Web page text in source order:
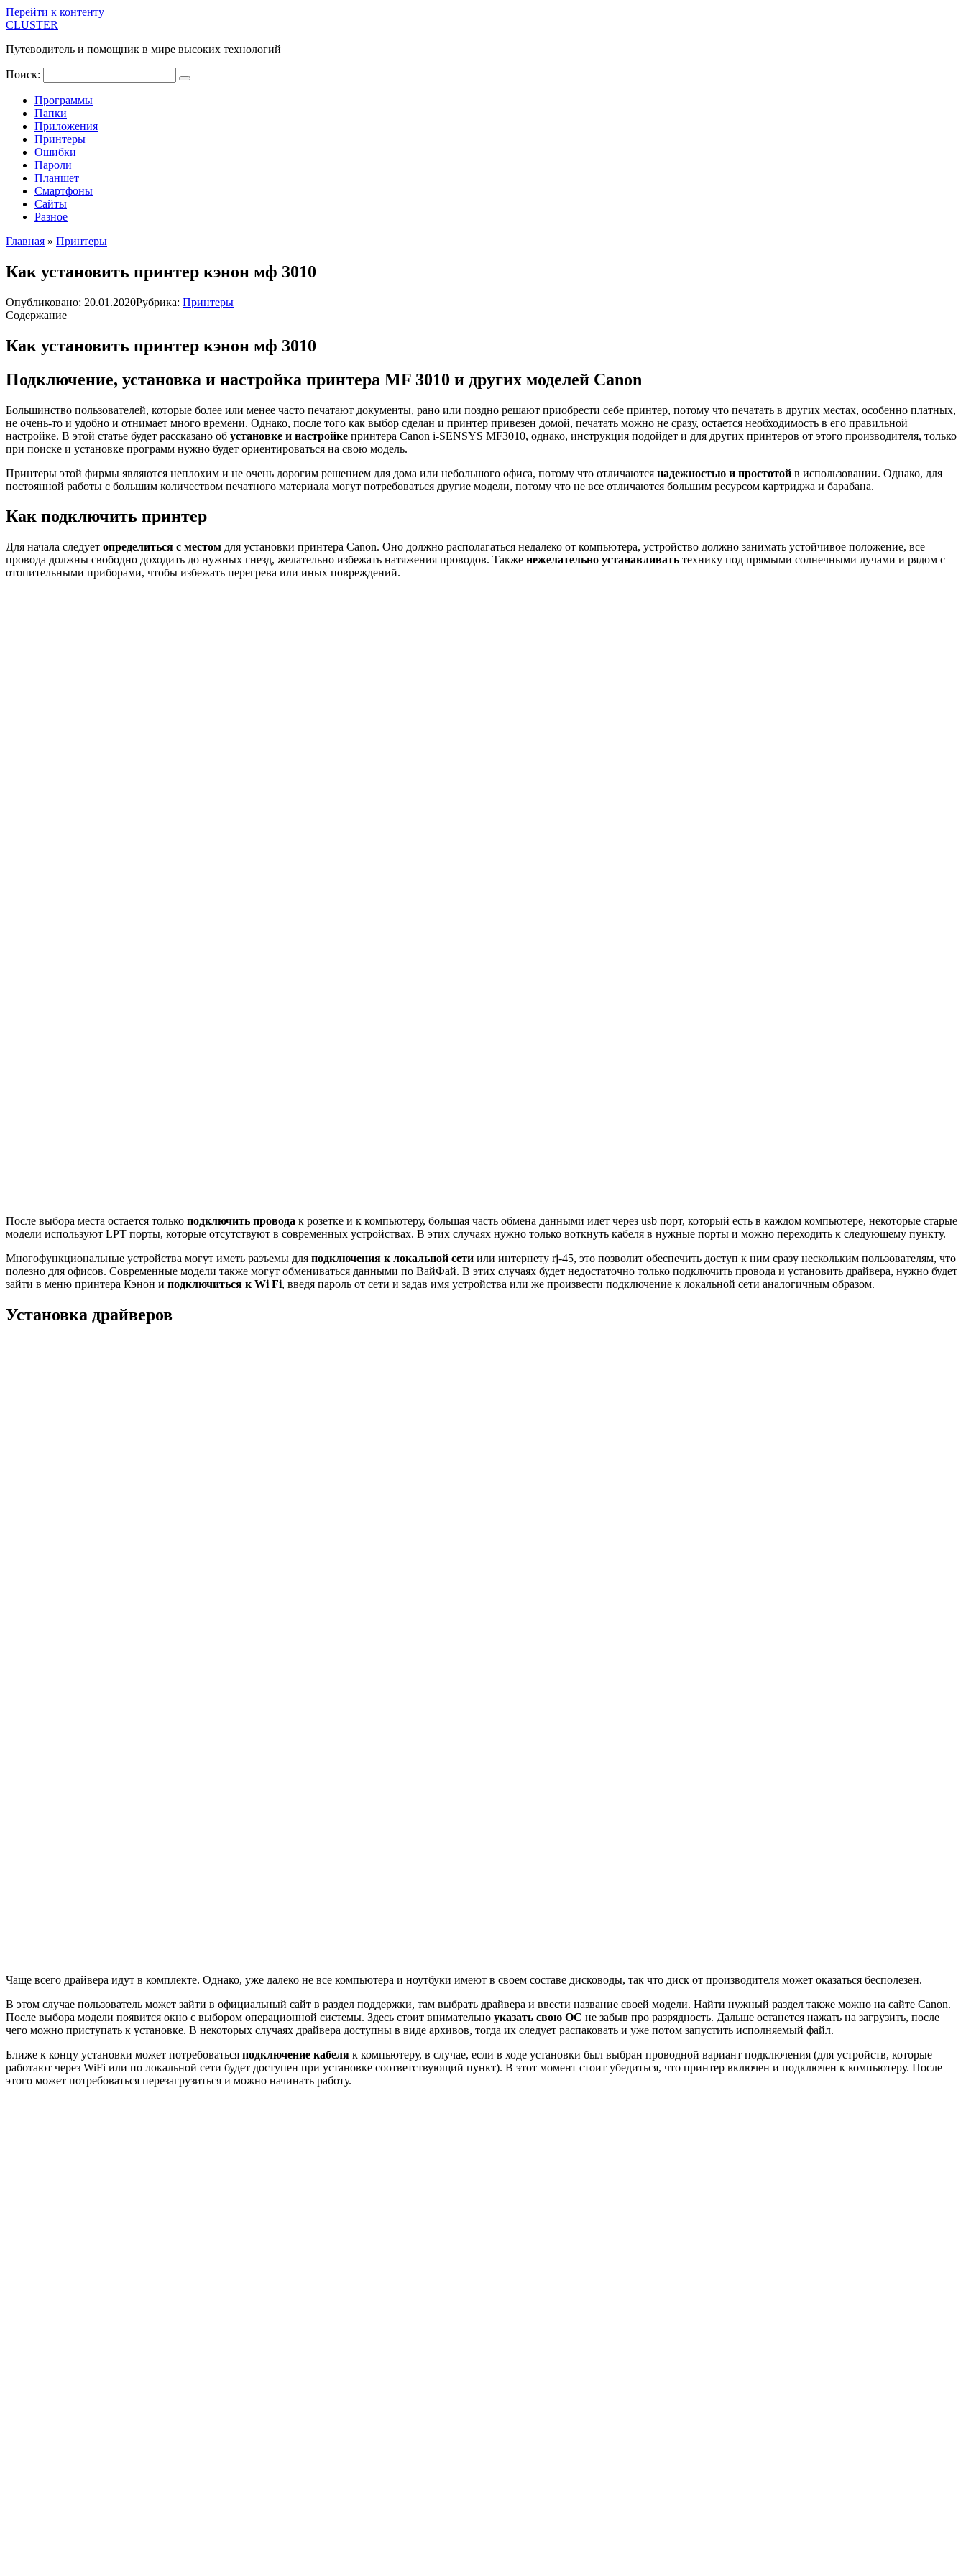
Перейти к контенту
CLUSTER
Путеводитель и помощник в мире высоких технологий
Поиск:
Программы
Папки
Приложения
Принтеры
Ошибки
Пароли
Планшет
Смартфоны
Сайты
Разное
Главная » Принтеры
Как установить принтер кэнон мф 3010
Опубликовано: 20.01.2020Рубрика: Принтеры
Содержание
Как установить принтер кэнон мф 3010
Подключение, установка и настройка принтера MF 3010 и других моделей Canon
Большинство пользователей, которые более или менее часто печатают документы, рано или поздно решают приобрести себе принтер, потому что печатать в других местах, особенно платных,
не очень-то и удобно и отнимает много времени. Однако, после того как выбор сделан и принтер привезен домой, печатать можно не сразу, остается необходимость в его правильной
настройке. В этой статье будет рассказано об установке и настройке принтера Canon i-SENSYS MF3010, однако, инструкция подойдет и для других принтеров от этого производителя, только
при поиске и установке программ нужно будет ориентироваться на свою модель.
Принтеры этой фирмы являются неплохим и не очень дорогим решением для дома или небольшого офиса, потому что отличаются надежностью и простотой в использовании. Однако, для
постоянной работы с большим количеством печатного материала могут потребоваться другие модели, потому что не все отличаются большим ресурсом картриджа и барабана.
Как подключить принтер
Для начала следует определиться с местом для установки принтера Canon. Оно должно располагаться недалеко от компьютера, устройство должно занимать устойчивое положение, все
провода должны свободно доходить до нужных гнезд, желательно избежать натяжения проводов. Также нежелательно устанавливать технику под прямыми солнечными лучами и рядом с
отопительными приборами, чтобы избежать перегрева или иных повреждений.
После выбора места остается только подключить провода к розетке и к компьютеру, большая часть обмена данными идет через usb порт, который есть в каждом компьютере, некоторые старые
модели используют LPT порты, которые отсутствуют в современных устройствах. В этих случаях нужно только воткнуть кабеля в нужные порты и можно переходить к следующему пункту.
Многофункциональные устройства могут иметь разъемы для подключения к локальной сети или интернету rj-45, это позволит обеспечить доступ к ним сразу нескольким пользователям, что
полезно для офисов. Современные модели также могут обмениваться данными по ВайФай. В этих случаях будет недостаточно только подключить провода и установить драйвера, нужно будет
зайти в меню принтера Кэнон и подключиться к Wi Fi, введя пароль от сети и задав имя устройства или же произвести подключение к локальной сети аналогичным образом.
Установка драйверов
Чаще всего драйвера идут в комплекте. Однако, уже далеко не все компьютера и ноутбуки имеют в своем составе дисководы, так что диск от производителя может оказаться бесполезен.
В этом случае пользователь может зайти в официальный сайт в раздел поддержки, там выбрать драйвера и ввести название своей модели. Найти нужный раздел также можно на сайте Canon.
После выбора модели появится окно с выбором операционной системы. Здесь стоит внимательно указать свою ОС не забыв про разрядность. Дальше останется нажать на загрузить, после
чего можно приступать к установке. В некоторых случаях драйвера доступны в виде архивов, тогда их следует распаковать и уже потом запустить исполняемый файл.
Ближе к концу установки может потребоваться подключение кабеля к компьютеру, в случае, если в ходе установки был выбран проводной вариант подключения (для устройств, которые
работают через WiFi или по локальной сети будет доступен при установке соответствующий пункт). В этот момент стоит убедиться, что принтер включен и подключен к компьютеру. После
этого может потребоваться перезагрузиться и можно начинать работу.